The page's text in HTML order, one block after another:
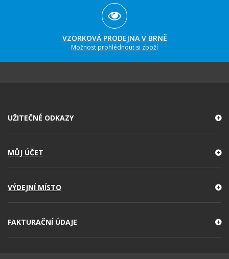
VZORKOVÁ PRODEJNA V BRNĚ
Možnost prohlédnout si zboží
UŽITEČNÉ ODKAZY
MŮJ ÚČET
VÝDEJNÍ MÍSTO
FAKTURAČNÍ ÚDAJE